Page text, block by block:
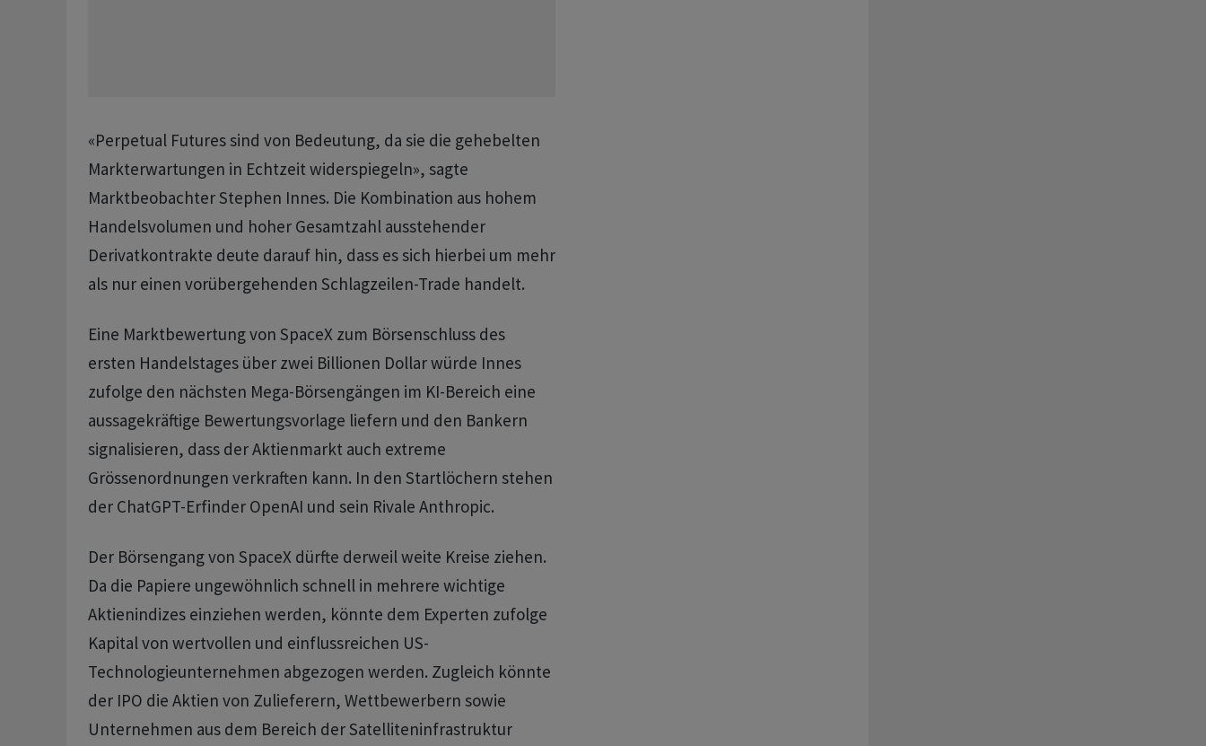
«Perpetual Futures sind von Bedeutung, da sie die gehebelten
Markterwartungen in Echtzeit widerspiegeln», sagte
Marktbeobachter Stephen Innes. Die Kombination aus hohem
Handelsvolumen und hoher Gesamtzahl ausstehender
Derivatkontrakte deute darauf hin, dass es sich hierbei um mehr
als nur einen vorübergehenden Schlagzeilen-Trade handelt.
Eine Marktbewertung von SpaceX zum Börsenschluss des
ersten Handelstages über zwei Billionen Dollar würde Innes
zufolge den nächsten Mega-Börsengängen im KI-Bereich eine
aussagekräftige Bewertungsvorlage liefern und den Bankern
signalisieren, dass der Aktienmarkt auch extreme
Grössenordnungen verkraften kann. In den Startlöchern stehen
der ChatGPT-Erfinder OpenAI und sein Rivale Anthropic.
Der Börsengang von SpaceX dürfte derweil weite Kreise ziehen.
Da die Papiere ungewöhnlich schnell in mehrere wichtige
Aktienindizes einziehen werden, könnte dem Experten zufolge
Kapital von wertvollen und einflussreichen US-
Technologieunternehmen abgezogen werden. Zugleich könnte
der IPO die Aktien von Zulieferern, Wettbewerbern sowie
Unternehmen aus dem Bereich der Satelliteninfrastruktur